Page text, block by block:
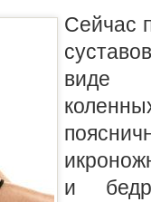
Сейчас
виде
и